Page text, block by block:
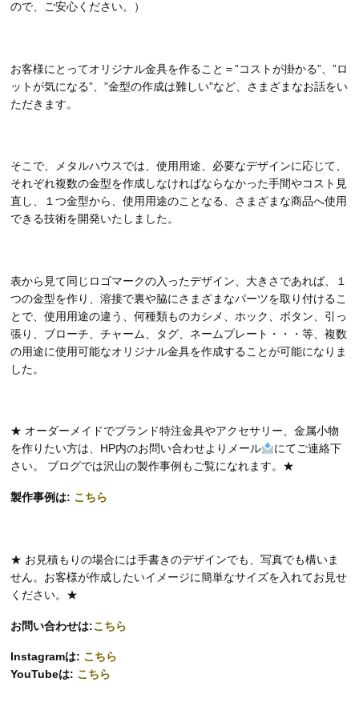
ので、ご安心ください。）
お客様にとってオリジナル金具を作ること＝”コストが掛かる”、”ロ
ットが気になる”、”金型の作成は難しい”など、さまざまなお話をい
ただきます。
そこで、メタルハウスでは、使用用途、必要なデザインに応じて、
それぞれ複数の金型を作成しなければならなかった手間やコスト見
直し、１つ金型から、使用用途のことなる、さまざまな商品へ使用
できる技術を開発いたしました。
表から見て同じロゴマークの入ったデザイン、大きさであれば、１
つの金型を作り、溶接で裏や脇にさまざまなパーツを取り付けるこ
とで、使用用途の違う、何種類ものカシメ、ホック、ボタン、引っ
張り、ブローチ、チャーム、タグ、ネームプレート・・・等、複数
の用途に使用可能なオリジナル金具を作成することが可能になりま
した。
★ オーダーメイドでブランド特注金具やアクセサリー、金属小物
を作りたい方は、HP内のお問い合わせよりメール
にてご連絡下
さい。 ブログでは沢山の製作事例もご覧になれます。★
製作事例は: こちら
★ お見積もりの場合には手書きのデザインでも、写真でも構いま
せん。お客様が作成したいイメージに簡単なサイズを入れてお見せ
ください。★
お問い合わせは:こちら
Instagramは: こちら
YouTubeは: こちら